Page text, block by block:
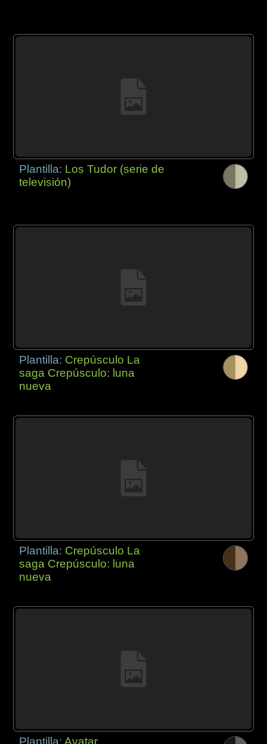
Plantilla: Los Tudor (serie de
televisión)
Plantilla: Crepúsculo La
saga Crepúsculo: luna
nueva
Plantilla: Crepúsculo La
saga Crepúsculo: luna
nueva
Plantilla: Avatar